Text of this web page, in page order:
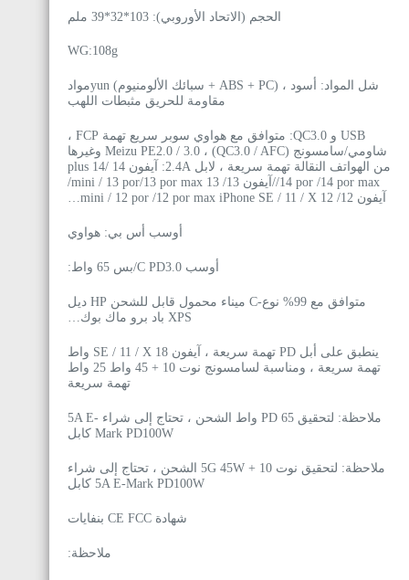
الحجم (الاتحاد الأوروبي): 103*32*39 ملم
WG:108g
شل المواد: أسود ، (ABS + PC + سبائك الألومنيوم) yunمواد
مقاومة للحريق مثبطات اللهب
USB و QC3.0: متوافق مع هواوي سوبر سريع تهمة FCP ،
شاومي/سامسونج (QC3.0 / AFC) ، Meizu PE2.0 / 3.0 وغيرها
من الهواتف النقالة تهمة سريعة ، لابل 2.4A: آيفون 14 /14 plus
/14 por /14 por max/آيفون 13/ 13 mini / 13 por/13 por max/
آيفون 12/ 12 mini / 12 por /12 por max iPhone SE / 11 / X…
أوسب أس بي: هواوي
أوسب C PD3.0/بس 65 واط:
متوافق مع 99% نوع-C ميناء محمول قابل للشحن HP ديل
XPS باد برو ماك بوك…
ينطبق على أبل PD تهمة سريعة ، آيفون SE / 11 / X 18 واط
تهمة سريعة ، ومناسبة لسامسونج نوت 10 + 45 واط 25 واط
تهمة سريعة
ملاحظة: لتحقيق PD 65 واط الشحن ، تحتاج إلى شراء 5A E-
Mark PD100W كابل
ملاحظة: لتحقيق نوت 10 + 5G 45W الشحن ، تحتاج إلى شراء
5A E-Mark PD100W كابل
شهادة CE FCC بنفايات
ملاحظة: